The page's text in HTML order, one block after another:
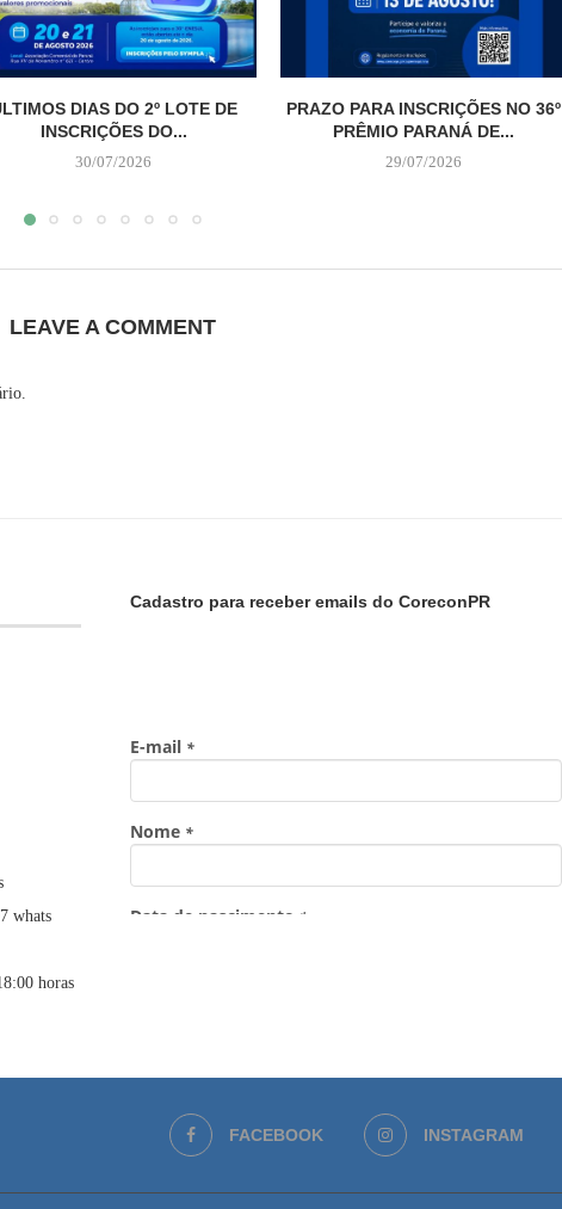
DIAS DO 2º LOTE DE
INSCRIÇÕES DO...
30/07/2026
PRAZO PARA INSCRIÇÕES NO 36º
PRÊMIO PARANÁ DE...
29/07/2026
LEAVE A COMMENT
whats
horas
Cadastro para receber emails do CoreconPR
FACEBOOK INSTAGRAM